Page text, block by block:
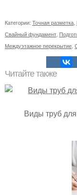
Категории: Точная разметка
Свайный фундамент
Междуэтажное перекрытие
Читайте также
Виды труб